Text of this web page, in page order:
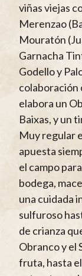
viñas viejas
Merenzao
Mouratón
Garnacha
Godello y
elabora un
Baixas, y un
Muy regular
apuesta
el campo
bodega,
una cuidada
sulfuroso
de crianza
Obranco y el
fruta, hasta